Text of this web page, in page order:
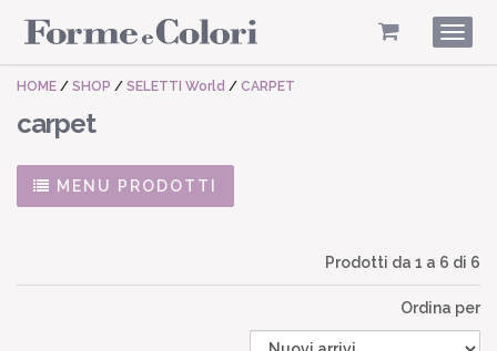
HOME / SHOP / SELETTI World / CARPET
carpet
MENU PRODOTTI
Prodotti da 1 a 6 di 6
Ordina per